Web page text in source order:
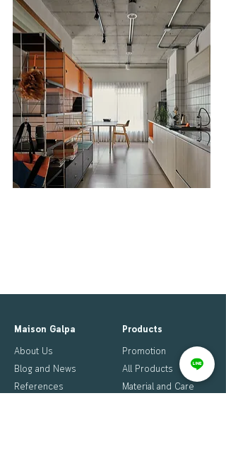
Maison Galpa
Products
About Us
Blog and News
References
Promotion
All Products
Material and Care